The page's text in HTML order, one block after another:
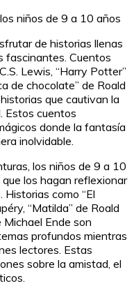
niños de 9 a 10 años
de historias llenas
fascinantes. Cuentos
Lewis, “Harry Potter”
de chocolate” de Roald
que cautivan la
Estos cuentos
donde la fantasía
inolvidable.
los niños de 9 a 10
los hagan reflexionar
como “El
“Matilda” de Roald
Michael Ende son
profundos mientras
lectores. Estas
sobre la amistad, el